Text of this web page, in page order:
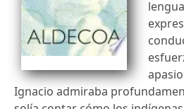
Ignacio admiraba